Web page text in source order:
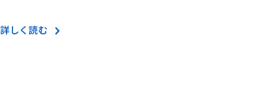
詳しく読む